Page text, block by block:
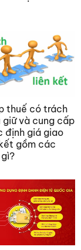
thuế có trách
giữ và cung cấp
định giá giao
gồm các